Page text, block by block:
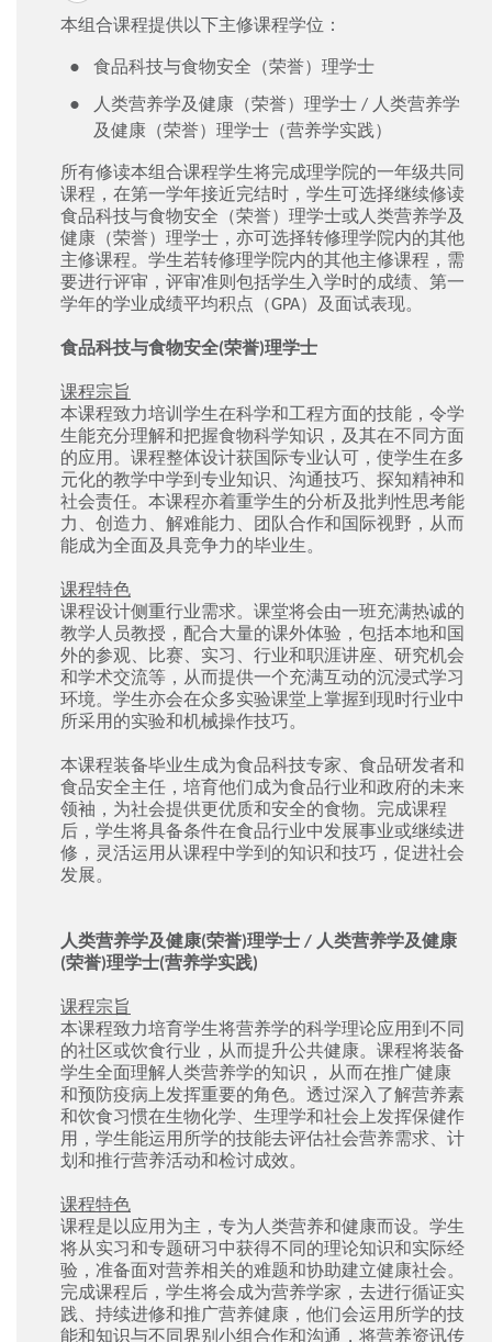
本组合课程提供以下主修课程学位：
食品科技与食物安全（荣誉）理学士
人类营养学及健康（荣誉）理学士 / 人类营养学
及健康（荣誉）理学士（营养学实践）
所有修读本组合课程学生将完成理学院的一年级共同
课程，在第一学年接近完结时，学生可选择继续修读
食品科技与食物安全（荣誉）理学士或人类营养学及
健康（荣誉）理学士，亦可选择转修理学院内的其他
主修课程。学生若转修理学院内的其他主修课程，需
要进行评审，评审准则包括学生入学时的成绩、第一
学年的学业成绩平均积点（GPA）及面试表现。
食品科技与食物安全(荣誉)理学士
课程宗旨
本课程致力培训学生在科学和工程方面的技能，令学
生能充分理解和把握食物科学知识，及其在不同方面
的应用。课程整体设计获国际专业认可，使学生在多
元化的教学中学到专业知识、沟通技巧、探知精神和
社会责任。本课程亦着重学生的分析及批判性思考能
力、创造力、解难能力、团队合作和国际视野，从而
能成为全面及具竞争力的毕业生。
课程特色
课程设计侧重行业需求。课堂将会由一班充满热诚的
教学人员教授，配合大量的课外体验，包括本地和国
外的参观、比赛、实习、行业和职涯讲座、研究机会
和学术交流等，从而提供一个充满互动的沉浸式学习
环境。学生亦会在众多实验课堂上掌握到现时行业中
所采用的实验和机械操作技巧。
本课程装备毕业生成为食品科技专家、食品研发者和
食品安全主任，培育他们成为食品行业和政府的未来
领袖，为社会提供更优质和安全的食物。完成课程
后，学生将具备条件在食品行业中发展事业或继续进
修，灵活运用从课程中学到的知识和技巧，促进社会
发展。
人类营养学及健康(荣誉)理学士 / 人类营养学及健康
(荣誉)理学士(营养学实践)
课程宗旨
本课程致力培育学生将营养学的科学理论应用到不同
的社区或饮食行业，从而提升公共健康。课程将装备
学生全面理解人类营养学的知识， 从而在推广健康
和预防疫病上发挥重要的角色。透过深入了解营养素
和饮食习惯在生物化学、生理学和社会上发挥保健作
用，学生能运用所学的技能去评估社会营养需求、计
划和推行营养活动和检讨成效。
课程特色
课程是以应用为主，专为人类营养和健康而设。学生
将从实习和专题研习中获得不同的理论知识和实际经
验，准备面对营养相关的难题和协助建立健康社会。
完成课程后，学生将会成为营养学家，去进行循证实
践、持续进修和推广营养健康，他们会运用所学的技
能和知识与不同界别小组合作和沟通，将营养资讯传